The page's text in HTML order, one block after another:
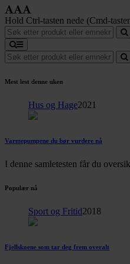
Hold Ctrl-tasten nede (Cmd-
Mest lest denne uken
Hus og Hage2021
Varmepumpene du bør vurdere nå
I denne samletesten får du
Populær nå
Sport og Fritid2018
Fjellskoene som tar deg frem overalt